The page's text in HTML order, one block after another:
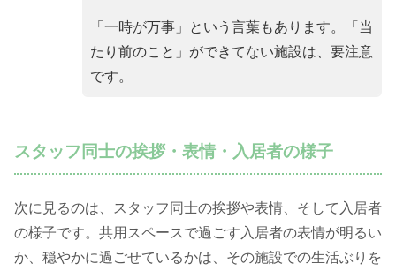
「一時が万事」という言葉もあります。「当
たり前のこと」ができてない施設は、要注意
です。
スタッフ同士の挨拶・表情・入居者の様子
次に見るのは、スタッフ同士の挨拶や表情、そして入居者
の様子です。共用スペースで過ごす入居者の表情が明るい
か、穏やかに過ごせているかは、その施設での生活ぶりを